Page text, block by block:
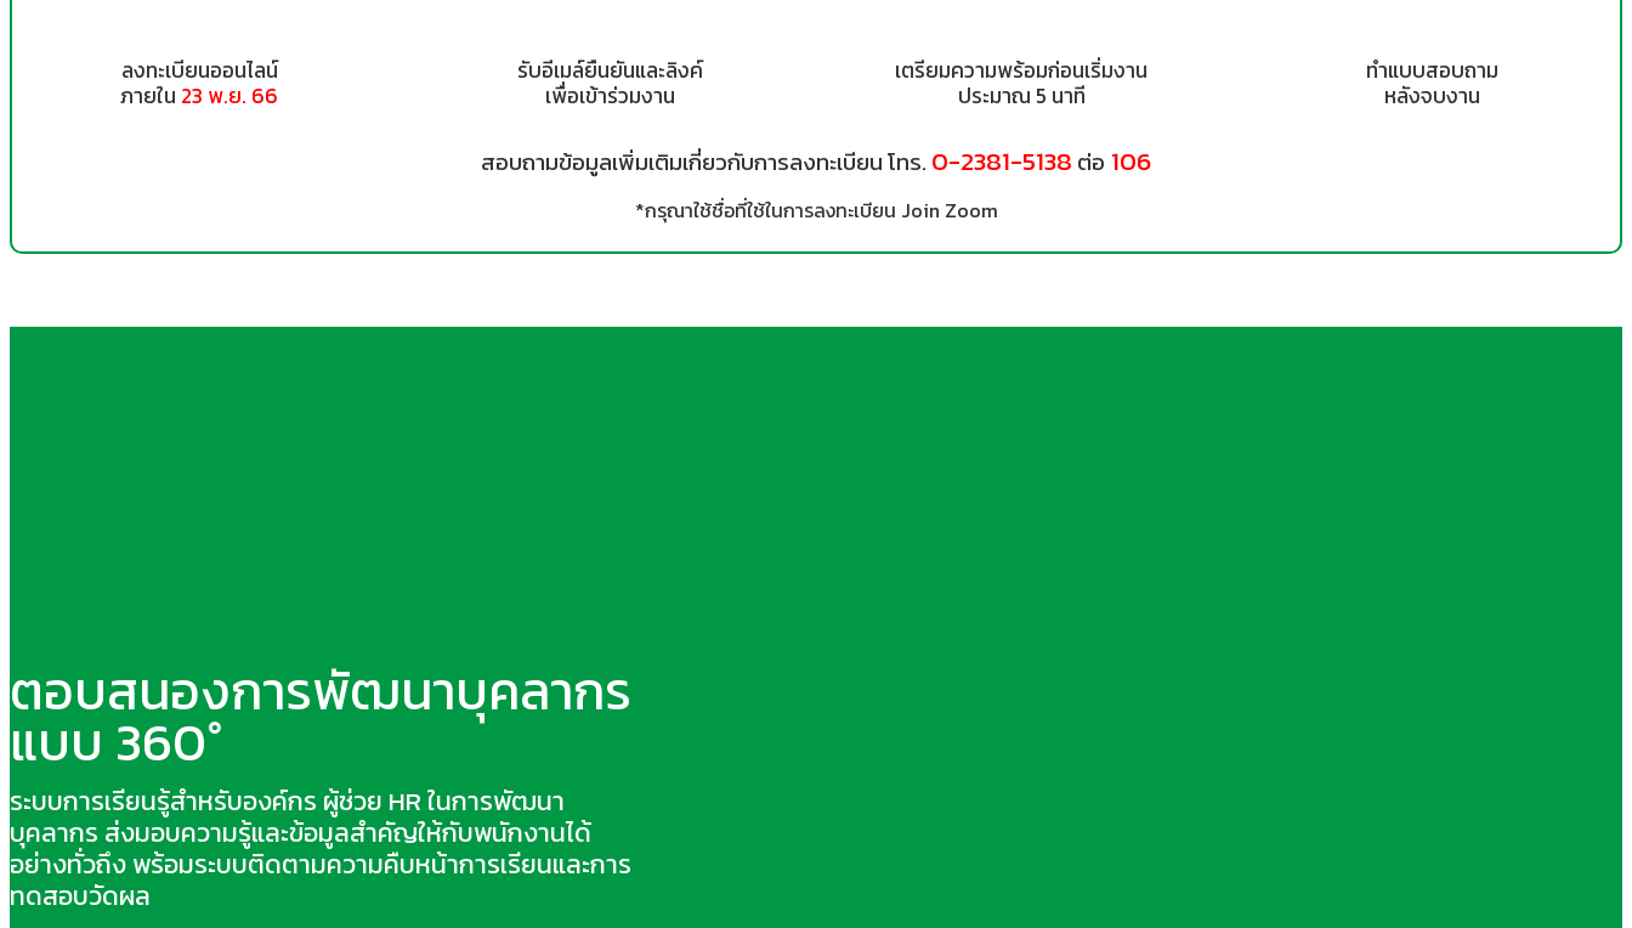
ลงทะเบียนออนไลน์
ภายใน 23 พ.ย. 66
รับอีเมล์ยืนยันและลิงค์
เพื่อเข้าร่วมงาน
เตรียมความพร้อมก่อนเริ่มงาน
ประมาณ 5 นาที
ทำแบบสอบถาม
หลังจบงาน
สอบถามข้อมูลเพิ่มเติมเกี่ยวกับการลงทะเบียน โทร. 0-2381-5138 ต่อ 106
*กรุณาใช้ชื่อที่ใช้ในการลงทะเบียน Join Zoom
ตอบสนองการพัฒนาบุคลากร
แบบ 360°
ระบบการเรียนรู้สำหรับองค์กร ผู้ช่วย HR ในการพัฒนา
บุคลากร ส่งมอบความรู้และข้อมูลสำคัญให้กับพนักงานได้
อย่างทั่วถึง พร้อมระบบติดตามความคืบหน้าการเรียนและการ
ทดสอบวัดผล